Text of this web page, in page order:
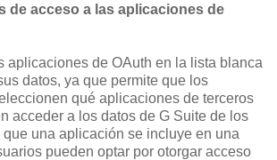
de acceso a las aplicaciones de
aplicaciones de OAuth en la lista blanca
datos, ya que permite que los
qué aplicaciones de terceros
acceder a los datos de G Suite de los
una aplicación se incluye en una
pueden optar por otorgar acceso